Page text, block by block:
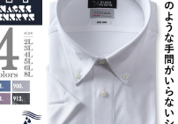
絡ください。
換不可とさせて頂いております。予め
対象商品は1本につき税込6,000円以